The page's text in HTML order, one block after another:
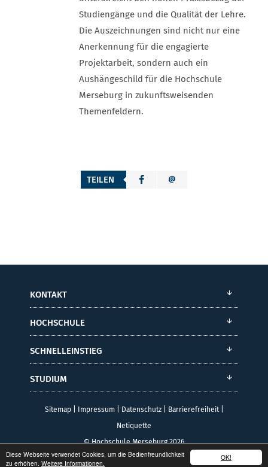
OK!
Diese Webseite verwendet Cookies, um die Bedienfreundlichkeit
zu erhöhen. Weitere Informationen.
Studiengänge und die Qualität der Lehre.
Die Auszeichnungen sind nicht nur eine
Anerkennung für die engagierte
Projektarbeit, sondern auch ein
Aushängeschild für die Hochschule
Merseburg in zukunftsweisenden
Themenfeldern.
TEILEN
KONTAKT
HOCHSCHULE
SCHNELLEINSTIEG
STUDIUM
Sitemap| Impressum| Datenschutz| Barrierefreiheit|
Netiquette
© Hochschule Merseburg 2026